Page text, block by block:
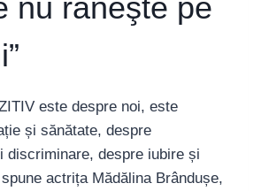
nu răneşte pe
este despre noi, este
și sănătate, despre
discriminare, despre iubire și
actrița Mădălina Brândușe,